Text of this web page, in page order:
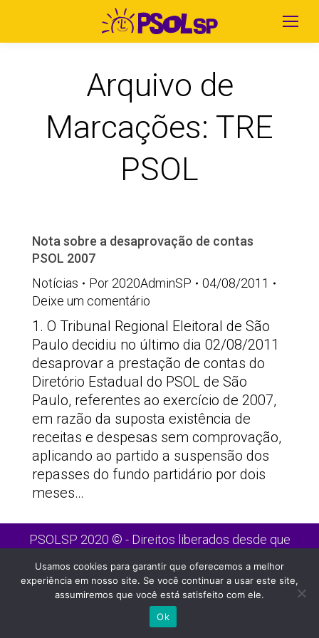
Arquivo de
Marcações: TRE
PSOL
Nota sobre a desaprovação de contas
PSOL 2007
Notícias
Por 2020AdminSP
04/08/2011
Deixe um comentário
1. O Tribunal Regional Eleitoral de São
Paulo decidiu no último dia 02/08/2011
desaprovar a prestação de contas do
Diretório Estadual do PSOL de São
Paulo, referentes ao exercício de 2007,
em razão da suposta existência de
receitas e despesas sem comprovação,
aplicando ao partido a suspensão dos
repasses do fundo partidário por dois
meses…
PSOLSP 2020 © - Direitos liberados desde que
Site desenvolvido por Appmobi
Usamos cookies para garantir que oferecemos a melhor
experiência em nosso site. Se você continuar a usar este site,
assumiremos que você está satisfeito com ele.
Ok